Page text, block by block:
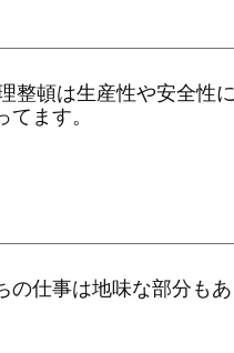
整頓は生産性や安全性
ます。
の仕事は地味な部分も